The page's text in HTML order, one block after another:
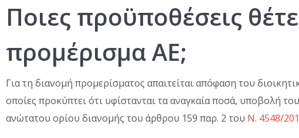
Ποιες προϋποθέσεις
προμέρισμα ΑΕ;
Για τη διανομή προμερίσματος απαιτείται απόφαση του
οποίες προκύπτει ότι υφίστανται τα αναγκαία ποσά, υποβολή
ανώτατου ορίου διανομής του άρθρου 159 παρ. 2 του Ν. 4548/